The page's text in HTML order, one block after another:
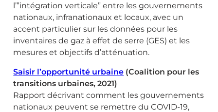
l’”intégration verticale” entre les gouvernements
nationaux, infranationaux et locaux, avec un
accent particulier sur les données pour les
inventaires de gaz à effet de serre (GES) et les
mesures et objectifs d’atténuation.
Saisir l’opportunité urbaine (Coalition pour les
transitions urbaines, 2021)
Rapport décrivant comment les gouvernements
nationaux peuvent se remettre du COVID-19,